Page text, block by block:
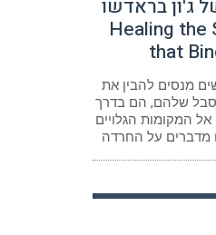
ג'ון בראדשו
Healing the
that
מנסים להבין את
שלהם, הם בדרך
אל המקומות הגלויים
מדברים על החרדה